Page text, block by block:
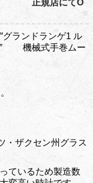
正規店にてO
ランドランゲ1 ル
機械式手巻ムー
錠
・ザクセン州グラス
ているため製造数